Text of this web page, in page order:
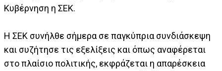
Κυβέρνηση η ΣΕΚ.
Η ΣΕΚ συνήλθε σήμερα σε παγκύπρια συνδιάσκεψη
και συζήτησε τις εξελίξεις και όπως αναφέρεται
στο πλαίσιο πολιτικής, εκφράζεται η απαρέσκεια